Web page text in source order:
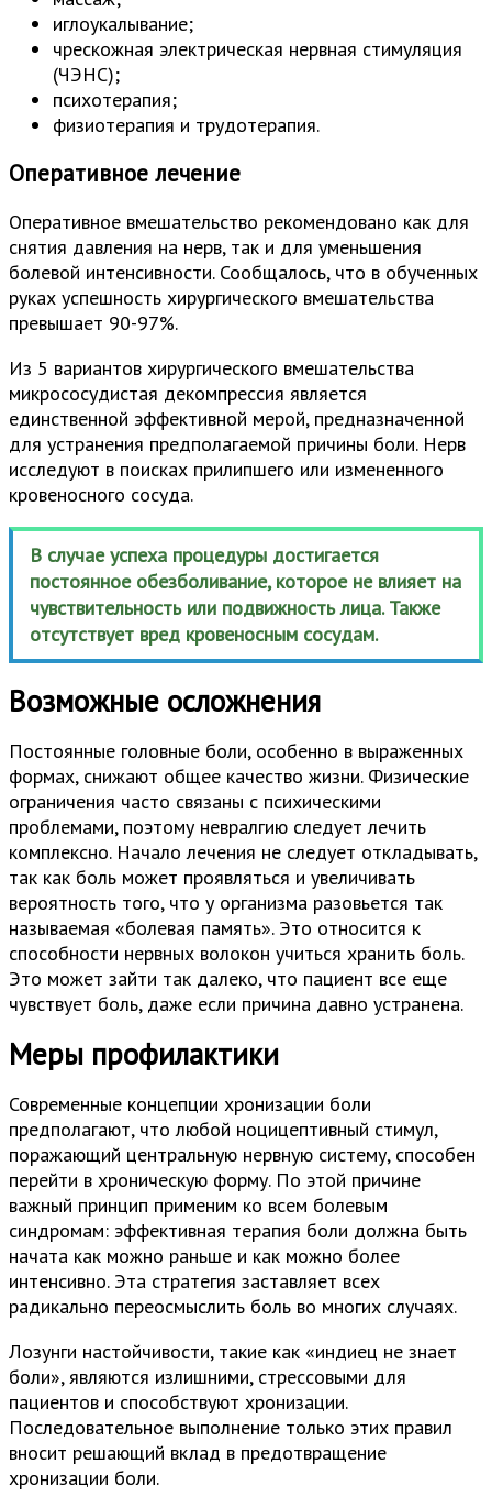
иглоукалывание;
чрескожная электрическая нервная стимуляция
(ЧЭНС);
психотерапия;
физиотерапия и трудотерапия.
Оперативное лечение
Оперативное вмешательство рекомендовано как для
снятия давления на нерв, так и для уменьшения
болевой интенсивности. Сообщалось, что в обученных
руках успешность хирургического вмешательства
превышает 90-97%.
Из 5 вариантов хирургического вмешательства
микрососудистая декомпрессия является
единственной эффективной мерой, предназначенной
для устранения предполагаемой причины боли. Нерв
исследуют в поисках прилипшего или измененного
кровеносного сосуда.
В случае успеха процедуры достигается
постоянное обезболивание, которое не влияет на
чувствительность или подвижность лица. Также
отсутствует вред кровеносным сосудам.
Возможные осложнения
Постоянные головные боли, особенно в выраженных
формах, снижают общее качество жизни. Физические
ограничения часто связаны с психическими
проблемами, поэтому невралгию следует лечить
комплексно. Начало лечения не следует откладывать,
так как боль может проявляться и увеличивать
вероятность того, что у организма разовьется так
называемая «болевая память». Это относится к
способности нервных волокон учиться хранить боль.
Это может зайти так далеко, что пациент все еще
чувствует боль, даже если причина давно устранена.
Меры профилактики
Современные концепции хронизации боли
предполагают, что любой ноцицептивный стимул,
поражающий центральную нервную систему, способен
перейти в хроническую форму. По этой причине
важный принцип применим ко всем болевым
синдромам: эффективная терапия боли должна быть
начата как можно раньше и как можно более
интенсивно. Эта стратегия заставляет всех
радикально переосмыслить боль во многих случаях.
Лозунги настойчивости, такие как «индиец не знает
боли», являются излишними, стрессовыми для
пациентов и способствуют хронизации.
Последовательное выполнение только этих правил
вносит решающий вклад в предотвращение
хронизации боли.